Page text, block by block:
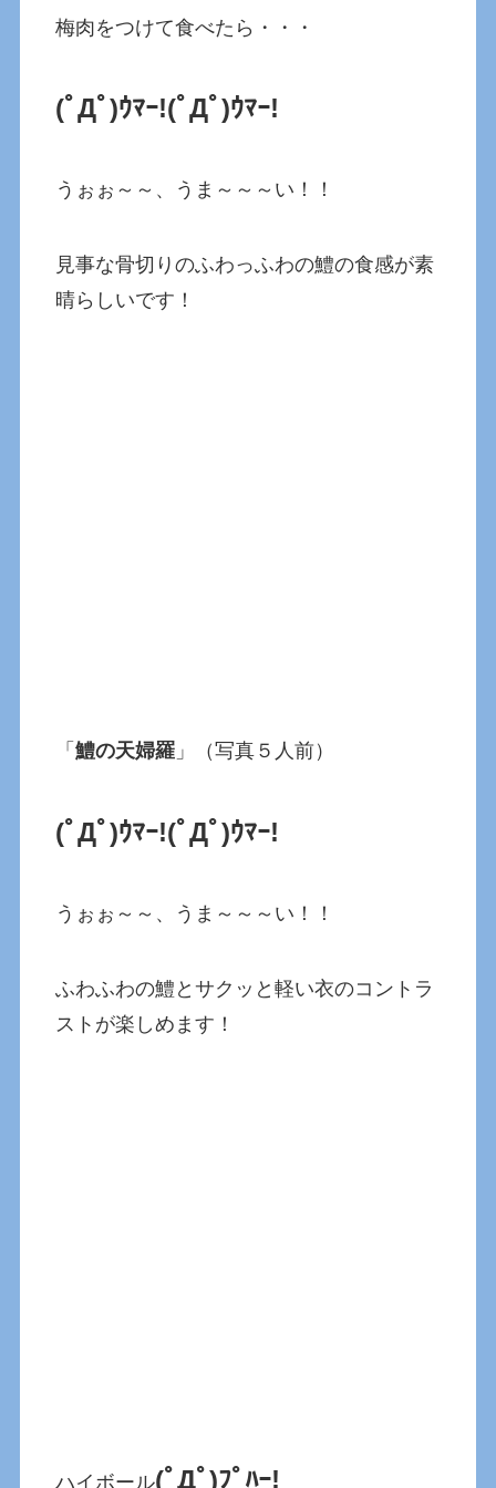
梅肉をつけて食べたら・・・
(ﾟДﾟ)ｳﾏｰ!(ﾟДﾟ)ｳﾏｰ!
うぉぉ～～、うま～～～い！！
見事な骨切りのふわっふわの鱧の食感が素
晴らしいです！
「鱧の天婦羅 」（写真５人前）
(ﾟДﾟ)ｳﾏｰ!(ﾟДﾟ)ｳﾏｰ!
うぉぉ～～、うま～～～い！！
ふわふわの鱧とサクッと軽い衣のコントラ
ストが楽しめます！
ハイボール(ﾟДﾟ)ﾌﾟﾊｰ!